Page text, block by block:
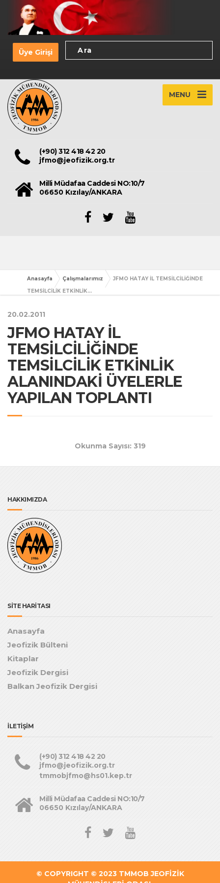
Üye Girişi
MENU
(+90) 312 418 42 20
jfmo@jeofizik.org.tr
Milli Müdafaa Caddesi NO:10/7
06650 Kızılay/ANKARA
Anasayfa Çalışmalarımız
JFMO HATAY İL TEMSİLCİLİĞİNDE
TEMSİLCİLİK ETKİNLİK...
20.02.2011
JFMO HATAY İL
TEMSİLCİLİĞİNDE
TEMSİLCİLİK ETKİNLİK
ALANINDAKİ ÜYELERLE
YAPILAN TOPLANTI
Okunma Sayısı: 319
HAKKIMIZDA
SİTE HARİTASI
Anasayfa
Jeofizik Bülteni
Kitaplar
Jeofizik Dergisi
Balkan Jeofizik Dergisi
İLETİŞİM
(+90) 312 418 42 20
jfmo@jeofizik.org.tr
tmmobjfmo@hs01.kep.tr
Milli Müdafaa Caddesi NO:10/7
06650 Kızılay/ANKARA
© COPYRIGHT © 2023 TMMOB JEOFİZİK